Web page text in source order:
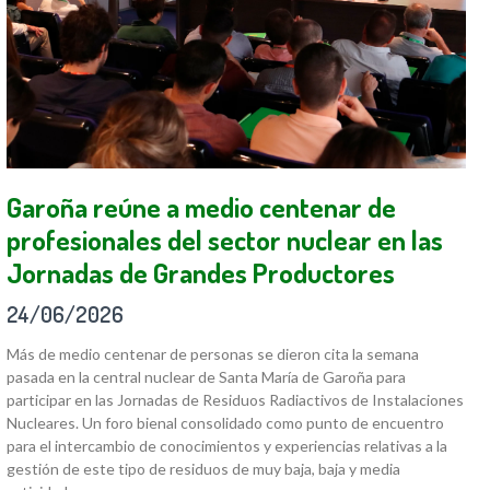
Garoña reúne a medio centenar de
profesionales del sector nuclear en las
Jornadas de Grandes Productores
24/06/2026
Más de medio centenar de personas se dieron cita la semana
pasada en la central nuclear de Santa María de Garoña para
participar en las Jornadas de Residuos Radiactivos de Instalaciones
Nucleares. Un foro bienal consolidado como punto de encuentro
para el intercambio de conocimientos y experiencias relativas a la
gestión de este tipo de residuos de muy baja, baja y media